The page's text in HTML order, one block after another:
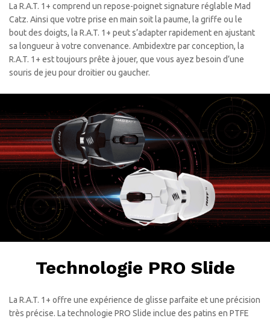
La R.A.T. 1+ comprend un repose-poignet signature réglable Mad
Catz. Ainsi que votre prise en main soit la paume, la griffe ou le
bout des doigts, la R.A.T. 1+ peut s’adapter rapidement en ajustant
sa longueur à votre convenance. Ambidextre par conception, la
R.A.T. 1+ est toujours prête à jouer, que vous ayez besoin d’une
souris de jeu pour droitier ou gaucher.
Technologie PRO Slide
La R.A.T. 1+ offre une expérience de glisse parfaite et une précision
très précise. La technologie PRO Slide inclue des patins en PTFE